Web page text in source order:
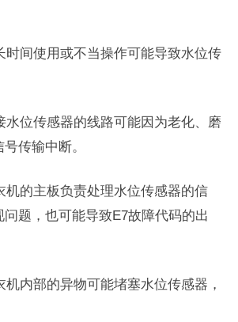
时间使用或不当操作可能导致水位传
水位传感器的线路可能因为老化、磨
传输中断。
机的主板负责处理水位传感器的信
题，也可能导致E7故障代码的出
内部的异物可能堵塞水位传感器，